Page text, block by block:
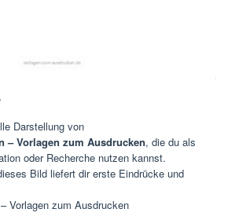
Darstellung von
– Vorlagen zum Ausdrucken, die du als
oder Recherche nutzen kannst.
Bild liefert dir erste Eindrücke und
Vorlagen zum Ausdrucken